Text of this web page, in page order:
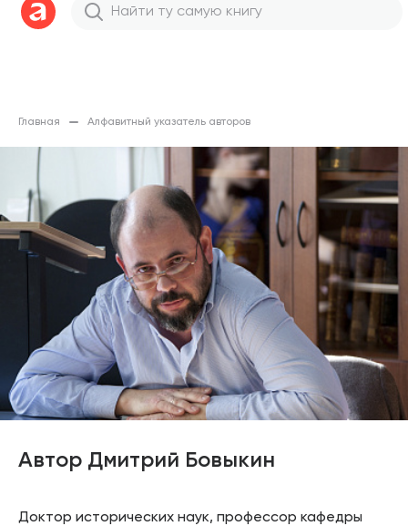
Главная Алфавитный указатель авторов
Автор Дмитрий Бовыкин
Доктор исторических наук, профессор кафедры